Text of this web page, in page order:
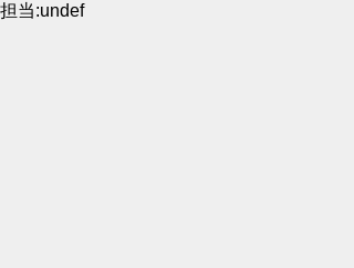
担当:undef